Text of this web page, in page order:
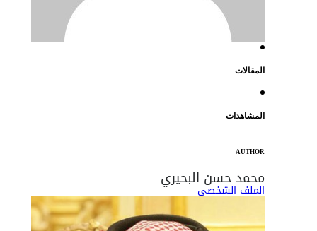
المقالات
المشاهدات
AUTHOR
محمد حسن البحيري
الملف الشخصي